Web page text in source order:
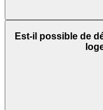
Est-il possible de